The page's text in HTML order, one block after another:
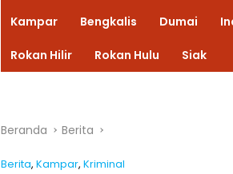
Kampar Bengkalis Dumai
Rokan Hilir Rokan Hulu Siak
Beranda Berita
Berita, Kampar, Kriminal